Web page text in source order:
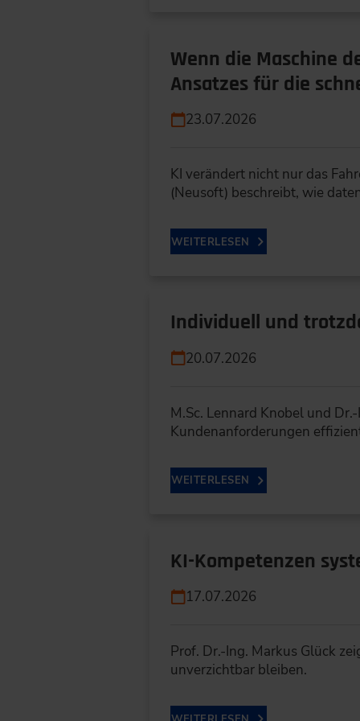
Wenn die Maschine
Ansatzes für die
23.07.2026
KI verändert nicht nur das
(Neusoft) beschreibt, wie
WEITERLESEN
Individuell und
20.07.2026
M.Sc. Lennard Knobel und
Kundenanforderungen
WEITERLESEN
KI-Kompetenzen
17.07.2026
Prof. Dr.-Ing. Markus Glück
unverzichtbar bleiben.